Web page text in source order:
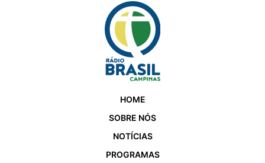
HOME
SOBRE NÓS
NOTÍCIAS
PROGRAMAS